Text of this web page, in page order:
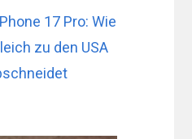
17 Pro: Wie
zu den USA